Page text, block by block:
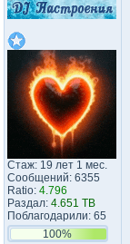
Стаж: 19 лет 1 мес.
Сообщений: 6355
Ratio: 4.796
Раздал: 4.651 TB
Поблагодарили: 65
100%